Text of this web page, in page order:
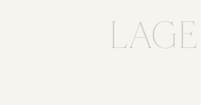
LAGE